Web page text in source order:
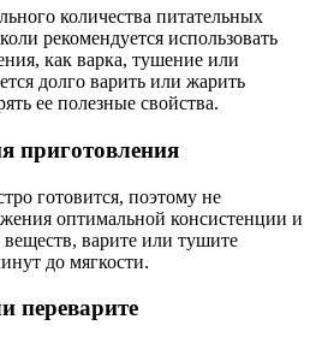
количества питательных
рекомендуется использовать
как варка, тушение или
долго варить или жарить
ее полезные свойства.
приготовления
готовится, поэтому не
оптимальной консистенции и
варите или тушите
до мягкости.
переварите